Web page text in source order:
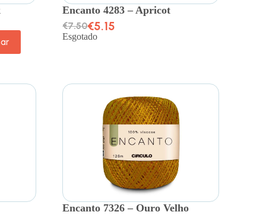
Encanto 4283 – Apricot
€7.50€5.15
Esgotado
Encanto 7326 – Ouro Velho